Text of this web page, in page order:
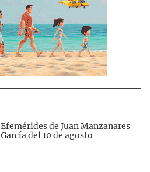
Efemérides de Juan Manzanares
García del 10 de agosto